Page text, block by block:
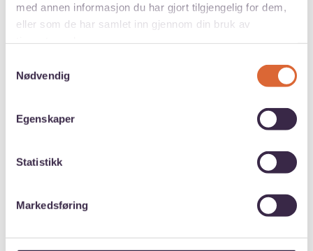
med annen informasjon du har gjort tilgjengelig for dem,
eller som de har samlet inn gjennom din bruk av
Nødvendig
Egenskaper
Statistikk
Markedsføring
vil nok forvente at du behersker i hvert fall noe fransk.
Mange av de store
verdensorganisasjonene, som
for eksempel FN, Europarådet,
Verdensbanken, Leger uten
grenser og Røde Kors, trenger